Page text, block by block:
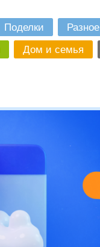
Поделки
Разное
Дом и семья